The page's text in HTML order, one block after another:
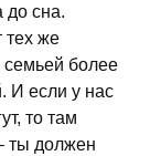
до сна.
тех же
семьей более
И если у нас
то там
ты должен